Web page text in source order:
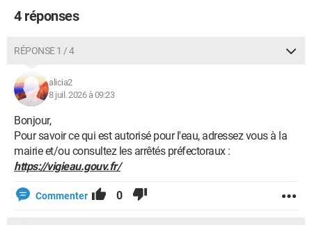
4 réponses
RÉPONSE 1 / 4
alicia2
8 juil. 2026 à 09:23
Bonjour,
Pour savoir ce qui est autorisé pour l'eau, adressez vous à la
mairie et/ou consultez les arrêtés préfectoraux :
https://vigieau.gouv.fr/
Commenter 0